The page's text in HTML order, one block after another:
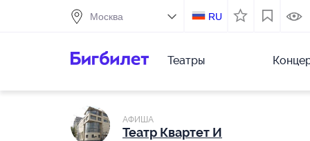
RU
Театры
АФИША
Театр Квартет И